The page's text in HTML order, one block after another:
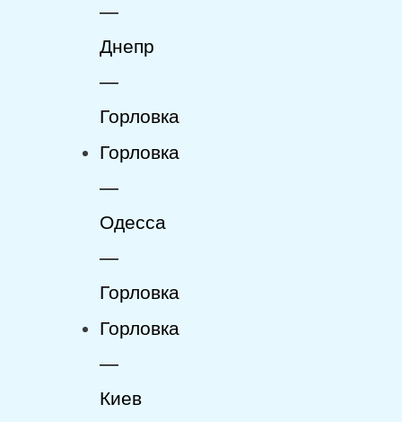
—
Днепр
—
Горловка
Горловка
—
Одесса
—
Горловка
Горловка
—
Киев